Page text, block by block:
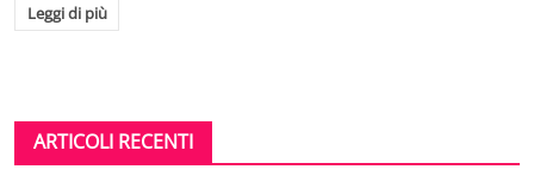
Leggi di più
ARTICOLI RECENTI